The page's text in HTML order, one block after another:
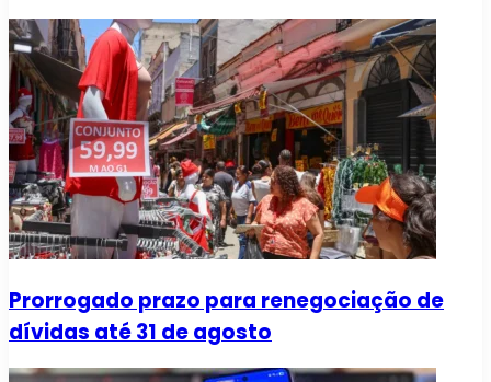
Prorrogado prazo para renegociação de
dívidas até 31 de agosto